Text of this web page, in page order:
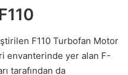
F110 Turbofan Motor
envanterinde yer alan F-
tarafından da